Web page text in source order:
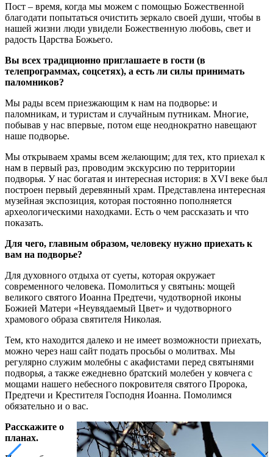
Пост – время, когда мы можем с помощью Божественной
благодати попытаться очистить зеркало своей души, чтобы в
нашей жизни люди увидели Божественную любовь, свет и
радость Царства Божьего.
Вы всех традиционно приглашаете в гости (в
телепрограммах, соцсетях), а есть ли силы принимать
паломников?
Мы рады всем приезжающим к нам на подворье: и
паломникам, и туристам и случайным путникам. Многие,
побывав у нас впервые, потом еще неоднократно навещают
наше подворье.
Мы открываем храмы всем желающим; для тех, кто приехал к
нам в первый раз, проводим экскурсию по территории
подворья. У нас богатая и интересная история: в XVI веке был
построен первый деревянный храм. Представлена интересная
музейная экспозиция, которая постоянно пополняется
археологическими находками. Есть о чем рассказать и что
показать.
Для чего, главным образом, человеку нужно приехать к
вам на подворье?
Для духовного отдыха от суеты, которая окружает
современного человека. Помолиться у святынь: мощей
великого святого Иоанна Предтечи, чудотворной иконы
Божией Матери «Неувядаемый Цвет» и чудотворного
храмового образа святителя Николая.
Тем, кто находится далеко и не имеет возможности приехать,
можно через наш сайт подать просьбы о молитвах. Мы
регулярно служим молебны с акафистами перед святынями
подворья, а также ежедневно братский молебен у ковчега с
мощами нашего небесного покровителя святого Пророка,
Предтечи и Крестителя Господня Иоанна. Помолимся
обязательно и о вас.
Расскажите о
планах.